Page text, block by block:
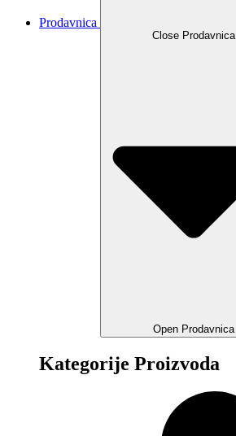
Prodavnica
Close Prodavnica
Open Prodavnica
Kategorije Proizvoda